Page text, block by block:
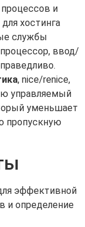
и
хостинга
службы
ввод/
, nice/renice,
управляемый
уменьшает
пропускную
эффективной
и определение